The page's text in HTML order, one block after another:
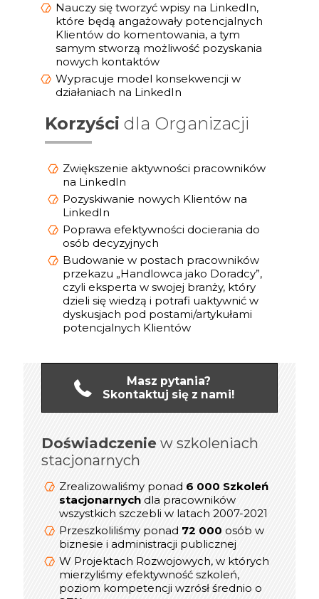
Nauczy się tworzyć wpisy na LinkedIn,
które będą angażowały potencjalnych
Klientów do komentowania, a tym
samym stworzą możliwość pozyskania
nowych kontaktów
Wypracuje model konsekwencji w
działaniach na LinkedIn
Korzyści dla Organizacji
Zwiększenie aktywności pracowników
na LinkedIn
Pozyskiwanie nowych Klientów na
LinkedIn
Poprawa efektywności docierania do
osób decyzyjnych
Budowanie w postach pracowników
przekazu „Handlowca jako Doradcy”,
czyli eksperta w swojej branży, który
dzieli się wiedzą i potrafi uaktywnić w
dyskusjach pod postami/artykułami
potencjalnych Klientów
Masz pytania?
Skontaktuj się z nami!
Doświadczenie w szkoleniach
stacjonarnych
Zrealizowaliśmy ponad 6 000 Szkoleń
stacjonarnych dla pracowników
wszystkich szczebli w latach 2007-2021
Przeszkoliliśmy ponad 72 000 osób w
biznesie i administracji publicznej
W Projektach Rozwojowych, w których
mierzyliśmy efektywność szkoleń,
poziom kompetencji wzrósł średnio o
Doświadczenie
online
Zrealizowaliśmy ponad
1 200 Szkoleń
online/Webinarów
dla kadry
Menedżerskiej w latach 2019-2021
Przeszkoliliśmy ponad
800
prezesów,
dyrektorów, menedżerów i
kierowników
W Projektach Rozwojowych, w których
mierzyliśmy efektywność szkoleń,
poziom kompetencji wzrósł średnio o